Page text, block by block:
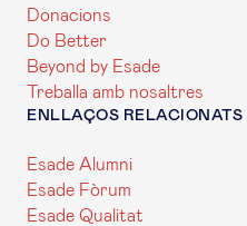
Donacions
Do Better
Beyond by Esade
Treballa amb nosaltres
ENLLAÇOS RELACIONATS
Esade Alumni
Esade Fòrum
Esade Qualitat